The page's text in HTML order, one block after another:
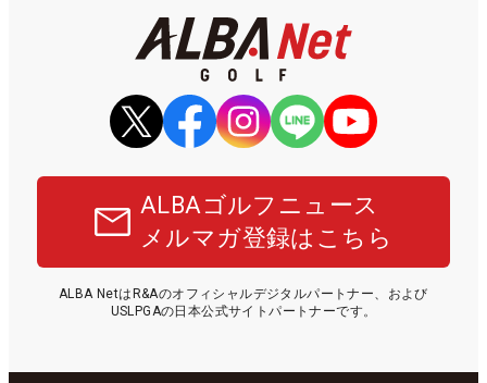
ALBAゴルフニュース
メルマガ登録はこちら
ALBA NetはR&Aのオフィシャルデジタルパートナー、および
USLPGAの日本公式サイトパートナーです。